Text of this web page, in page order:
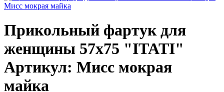
Прикольный фартук для
женщины 57х75 "ITATI"
Артикул: Мисс мокрая
майка